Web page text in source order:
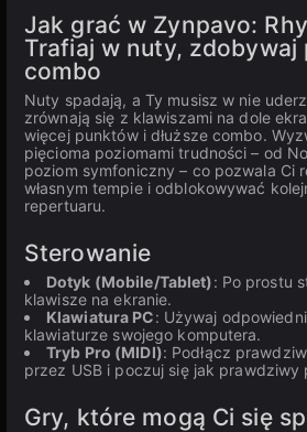
Jak grać w Zynpavo:
Trafiaj w nuty, zdobywaj
combo
Nuty spadają, a Ty musisz w nie
zrównają się z klawiszami na dole
więcej punktów i dłuższe combo.
pięcioma poziomami trudności – od
poziom symfoniczny – co pozwala Ci
własnym tempie i odblokowywać
repertuaru.
Sterowanie
Dotyk (Mobile/Tablet): Po prostu
klawisze na ekranie.
Klawiatura PC: Używaj
klawiaturze swojego komputera.
Tryb Pro (MIDI): Podłącz
przez USB i poczuj się jak prawdziwy
Gry, które mogą Ci się